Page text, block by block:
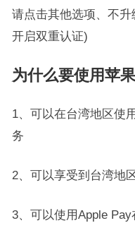
请点击其他选项、不
开启双重认证)
为什么要使用苹
1、可以在台湾地区使
务
2、可以享受到台湾地
3、可以使用Apple